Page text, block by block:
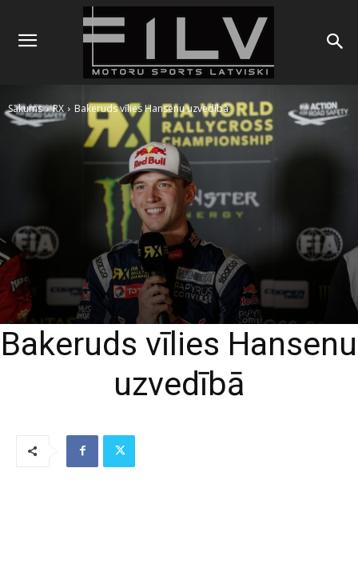
Sākums RX Bakeruds vīlies Hansenu uzvedībā
Bakeruds vīlies Hansenu
uzvedībā